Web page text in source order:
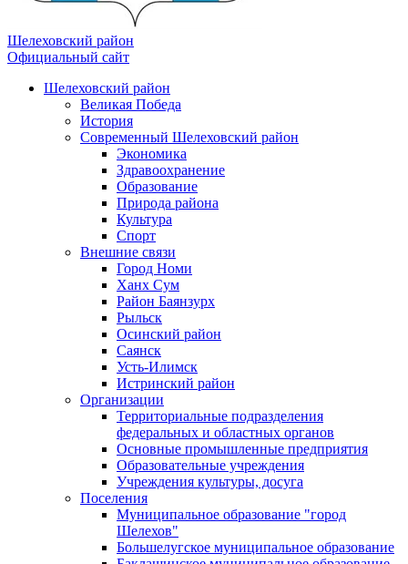
Шелеховский район
Официальный сайт
Шелеховский район
Великая Победа
История
Современный Шелеховский район
Экономика
Здравоохранение
Образование
Природа района
Культура
Спорт
Внешние связи
Город Номи
Ханх Сум
Район Баянзурх
Рыльск
Осинский район
Саянск
Усть-Илимск
Истринский район
Организации
Территориальные подразделения
федеральных и областных органов
Основные промышленные предприятия
Образовательные учреждения
Учреждения культуры, досуга
Поселения
Муниципальное образование "город
Шелехов"
Большелугское муниципальное образование